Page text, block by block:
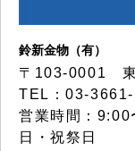
鈴新金物（有）
〒103-0001 東
TEL：03-
営業時間：9:00
日・祝祭日